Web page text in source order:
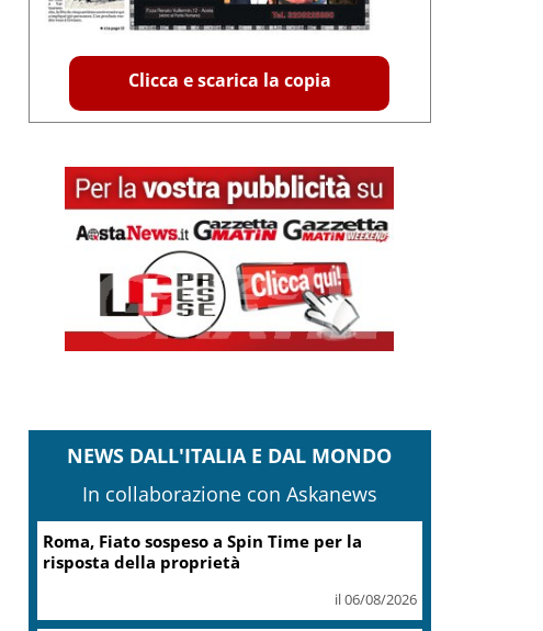
Clicca e scarica la copia
NEWS DALL'ITALIA E DAL MONDO
In collaborazione con Askanews
Roma, Fiato sospeso a Spin Time per la
risposta della proprietà
il 06/08/2026